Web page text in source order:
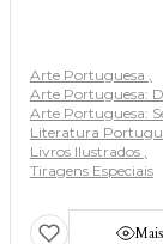
Arte Portuguesa
Arte Portuguesa:
Arte Portuguesa:
Literatura
Livros Ilustrados
Tiragens Especiais